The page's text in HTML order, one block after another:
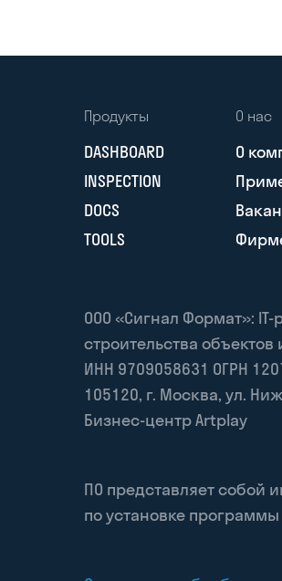
Продукты
DASHBOARD
INSPECTION
DOCS
TOOLS
О нас
О
ООО «Сигнал Формат»:
строительства
ИНН 9709058631 ОГРН
105120, г. Москва, ул.
Бизнес-центр Artplay
ПО представляет собой
по установке